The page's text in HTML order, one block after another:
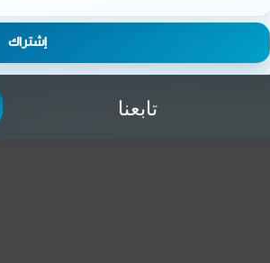
تابعنا